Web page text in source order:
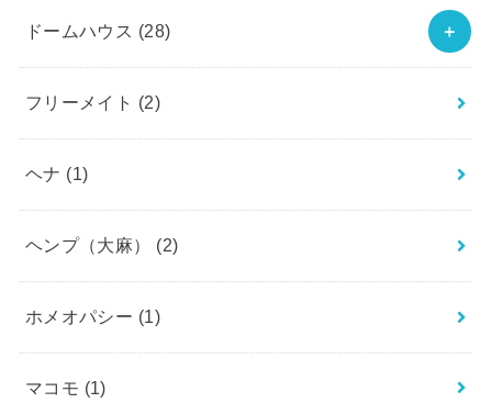
ドームハウス (28)
フリーメイト (2)
ヘナ (1)
ヘンプ（大麻） (2)
ホメオパシー (1)
マコモ (1)